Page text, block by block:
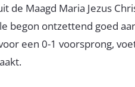
de Maagd Maria Jezus
begon ontzettend goed
een 0-1 voorsprong,